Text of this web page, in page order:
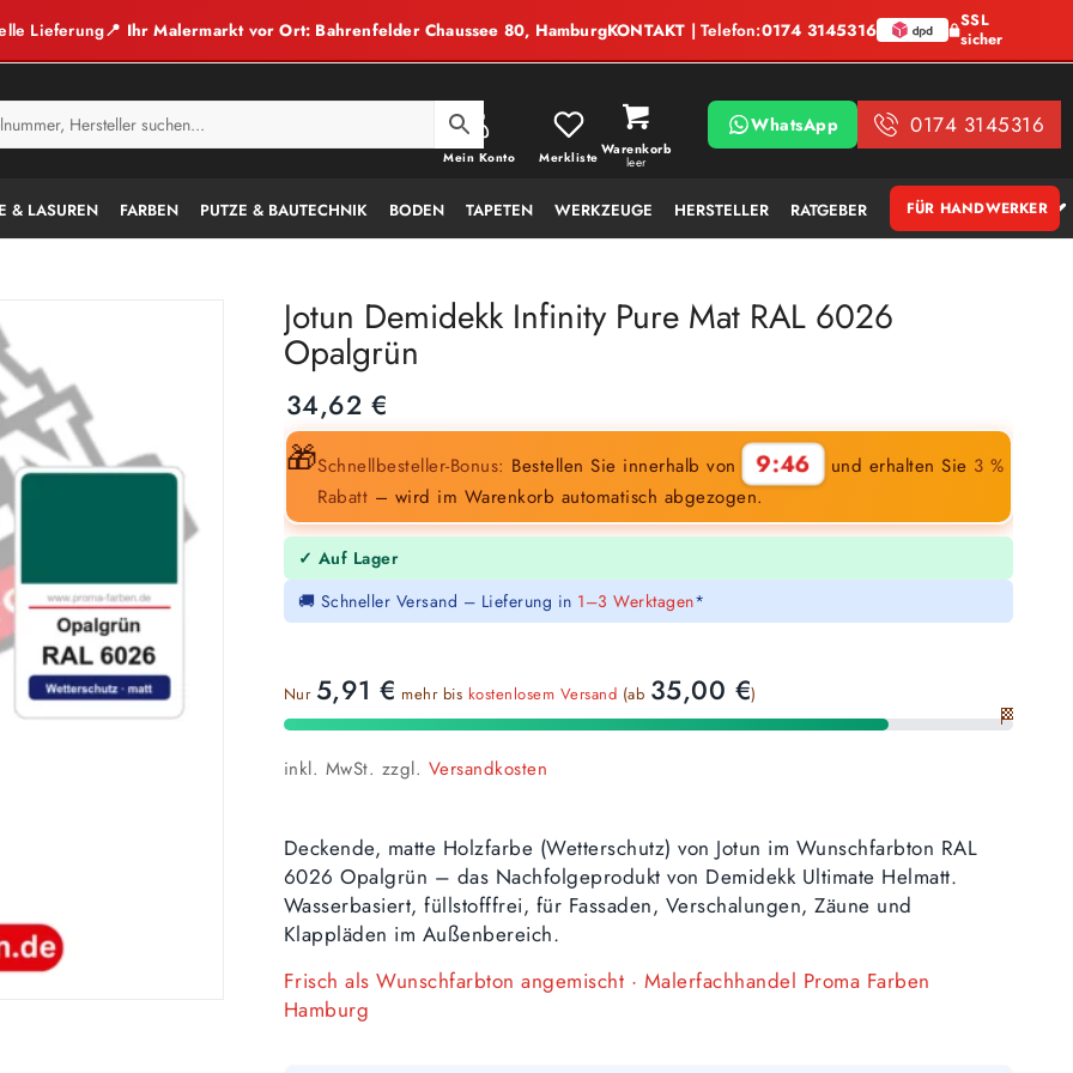
Lieferung📍 Ihr Malermarkt vor Ort: Bahrenfelder Chaussee 80, HamburgKONTAKT | Telefon:0174 3145316
SSL
sicher
Warenkorb
leer
Mein Konto Merkliste
WhatsApp 0174 3145316
& LASUREN FARBEN PUTZE & BAUTECHNIK BODEN TAPETEN WERKZEUGE HERSTELLER RATGEBER FÜR HANDWERKER
Jotun Demidekk Infinity Pure Mat RAL 6026
Opalgrün
34,62 €
🎁Schnellbesteller-Bonus: Bestellen Sie innerhalb von 9:45 und erhalten Sie 3 %
Rabatt – wird im Warenkorb automatisch abgezogen.
✓ Auf Lager
🚚 Schneller Versand – Lieferung in 1–3 Werktagen*
Nur 5,91€ mehr bis kostenlosem Versand (ab 35,00 €)
🏁
inkl. MwSt. zzgl. Versandkosten
Deckende, matte Holzfarbe (Wetterschutz) von Jotun im Wunschfarbton RAL
6026 Opalgrün – das Nachfolgeprodukt von Demidekk Ultimate Helmatt.
Wasserbasiert, füllstofffrei, für Fassaden, Verschalungen, Zäune und
Klappläden im Außenbereich.
Frisch als Wunschfarbton angemischt · Malerfachhandel Proma Farben
Hamburg